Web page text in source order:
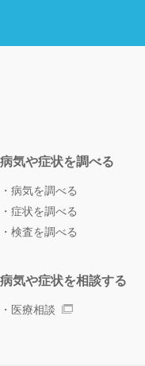
病気や症状を調べる
病気を調べる
症状を調べる
検査を調べる
病気や症状を相談する
医療相談